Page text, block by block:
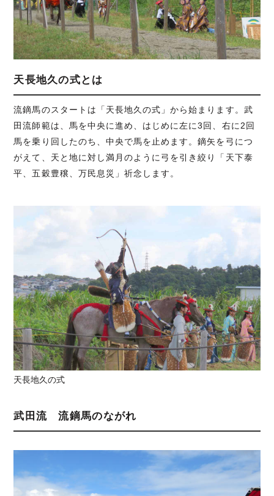
天長地久の式とは
流鏑馬のスタートは「天長地久の式」から始まります。武
田流師範は、馬を中央に進め、はじめに左に3回、右に2回
馬を乗り回したのち、中央で馬を止めます。鏑矢を弓につ
がえて、天と地に対し満月のように弓を引き絞り「天下泰
平、五穀豊穣、万民息災」祈念します。
天長地久の式
武田流 流鏑馬のながれ